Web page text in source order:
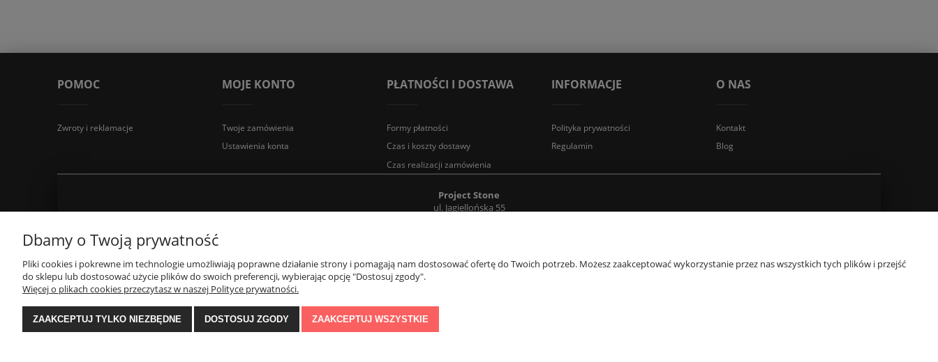
POMOC
Zwroty i reklamacje
MOJE KONTO
Twoje zamówienia
Ustawienia konta
PŁATNOŚCI I DOSTAWA
Formy płatności
Czas i koszty dostawy
Czas realizacji zamówienia
INFORMACJE
Polityka prywatności
Regulamin
O NAS
Kontakt
Blog
Project Stone
ul. Jagiellońska 55
Dbamy o Twoją prywatność
Pliki cookies i pokrewne im technologie umożliwiają poprawne działanie strony i pomagają nam dostosować ofertę do Twoich potrzeb. Możesz zaakceptować wykorzystanie przez nas wszystkich tych plików i przejść
do sklepu lub dostosować użycie plików do swoich preferencji, wybierając opcję "Dostosuj zgody".
Więcej o plikach cookies przeczytasz w naszej Polityce prywatności.
ZAAKCEPTUJ TYLKO NIEZBĘDNE DOSTOSUJ ZGODY ZAAKCEPTUJ WSZYSTKIE